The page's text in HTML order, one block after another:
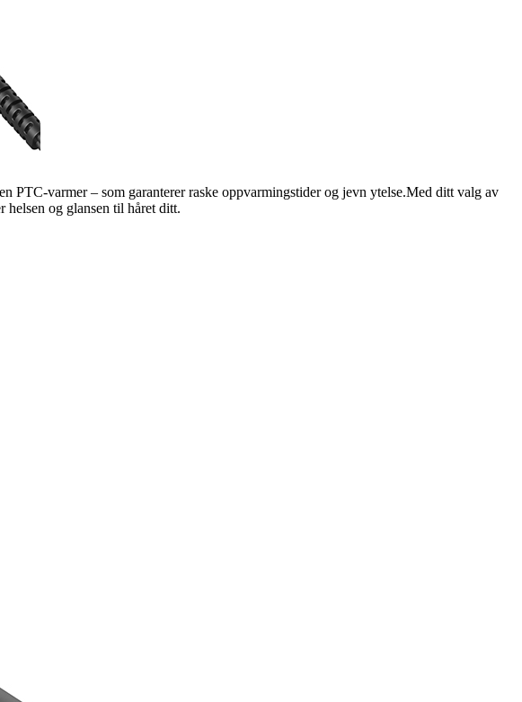
varmer – som garanterer raske oppvarmingstider og jevn ytelse.Med ditt valg av
helsen og glansen til håret ditt.